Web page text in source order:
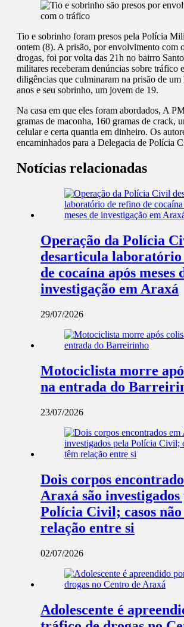
Tio e sobrinho foram presos pela Polícia
ontem (8). A prisão, por envolvimento com
drogas, foi por volta das 21h no bairro
militares receberam denúncias sobre tráfico
diligências que culminaram na prisão de um
anos e seu sobrinho, um jovem de 19.
Na casa em que eles foram abordados, A
gramas de maconha, 160 gramas de crack,
celular e certa quantia em dinheiro. Os
encaminhados para a Delegacia de Polícia
Notícias relacionadas
Operação da Polícia
desarticula
de cocaína após meses
investigação em Araxá
29/07/2026
Motociclista morre
na entrada do
23/07/2026
Dois corpos
Araxá são investigados
Polícia Civil; casos
relação entre si
02/07/2026
Adolescente é